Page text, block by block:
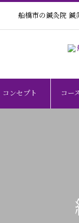
船橋市の鍼灸院 鍼
コンセプト コー